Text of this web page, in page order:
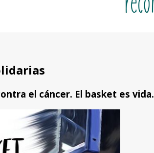
el cáncer. El basket es vida.